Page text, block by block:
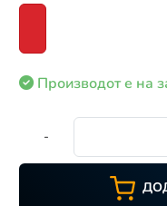
Производот е на
-